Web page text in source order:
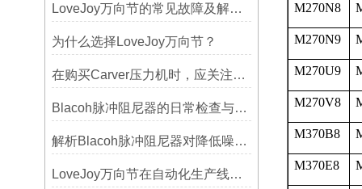
LoveJoy万向节的常见故障及解决方案
为什么选择LoveJoy万向节？
在购买Carver压力机时，应关注哪些性能指标？
Blacoh脉冲阻尼器的日常检查与预防性维护清单
解析Blacoh脉冲阻尼器对降低噪音的显著作用
LoveJoy万向节在自动化生产线中的核心作用
M270N8
M270N9
M270U9
M270V8
M370B8
M370E8